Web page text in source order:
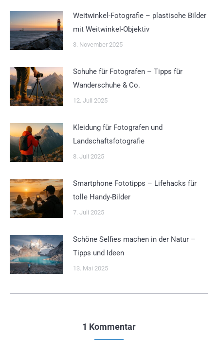
Weitwinkel-Fotografie – plastische Bilder
mit Weitwinkel-Objektiv
3. November 2025
Schuhe für Fotografen – Tipps für
Wanderschuhe & Co.
12. Juli 2025
Kleidung für Fotografen und
Landschaftsfotografie
8. Juli 2025
Smartphone Fototipps – Lifehacks für
tolle Handy-Bilder
7. Juli 2025
Schöne Selfies machen in der Natur –
Tipps und Ideen
13. Mai 2025
1 Kommentar